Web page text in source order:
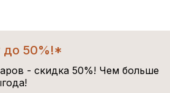
до 50%!*
- скидка 50%! Чем больше